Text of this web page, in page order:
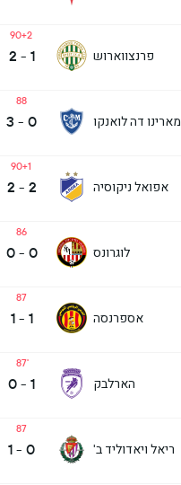
פרנצווארוש
90+2
1
-
2
מארינו דה לואנקו
88
0
-
3
אפואל ניקוסיה
90+1
2
-
2
לוגרונס
86
0
-
0
אספרנסה
87
1
-
1
הארלבק
87
1
-
0
ריאל ויאדוליד ב'
87
0
-
1